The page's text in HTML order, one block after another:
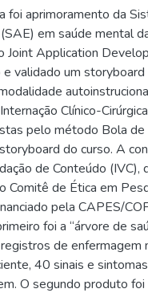
foi aprimoramento da
em saúde mental
Joint Application
validado um
Clínico-
pelo método Bola de
do curso. A
de Conteúdo
Comitê de Ética em
pela CAPES/
foi a “árvore de
de
40 sinais e
O segundo produto